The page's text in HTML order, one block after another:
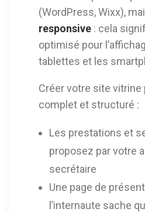
(WordPress, Wixx),
responsive : cela
optimisé pour
tablettes et les
Créer votre site
complet et structuré :
Les prestations et
proposez par votre
secrétaire
Une page de
l’internaute sache